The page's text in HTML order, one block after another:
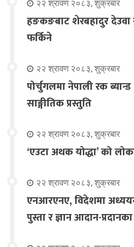
२२ श्रावण २०८३, शुक्रबार
हङकङबाट शेरबहादुर
फर्किने
२२ श्रावण २०८३, शुक्रबार
पोर्चुगलमा नेपाली रक
साङ्गीतिक प्रस्तुति
२२ श्रावण २०८३, शुक्रबार
‘एउटा अथक योद्धा’ को
२२ श्रावण २०८३, शुक्रबार
एनआरएनए, विदेशमा
पुस्ता र ज्ञान आदान-